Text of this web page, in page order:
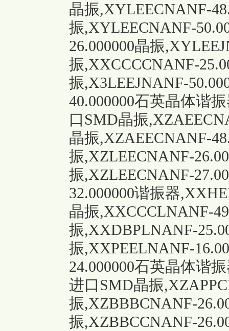
晶振,XYLEECNANF-
振,XYLEECNANF-
26.000000晶振
振,XXCCCCNANF-
振,X3LEEJNANF-
40.000000石英晶体谐
口SMD晶振
晶振,XZAEECNANF-
振,XZLEECNANF-
振,XZLEECNANF-
32.000000谐振器
晶振,XXCCCLNANF-
振,XXDBPLNANF-
振,XXPEELNANF-
24.000000石英晶体谐
进口SMD晶振
振,XZBBBCNANF-
振,XZBBCCNANF-